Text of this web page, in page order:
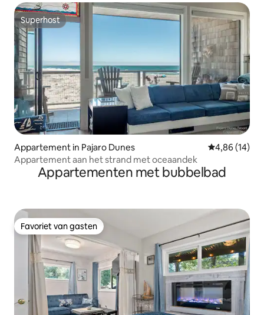
Superhost
Superhost
Appartement in Pajaro Dunes Gemiddelde
4,86 (14)
Appartement aan het strand met oceaandek
Appartementen met bubbelbad
Favoriet van gasten
Favoriet van gasten